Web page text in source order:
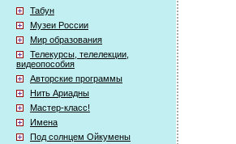
Табун
Музеи России
Мир образования
Телекурсы, телелекции,
видеопособия
Авторские программы
Нить Ариадны
Мастер-класс!
Имена
Под солнцем Ойкумены